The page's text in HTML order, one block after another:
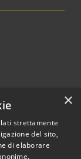
×
strettamente
del sito,
di elaborare